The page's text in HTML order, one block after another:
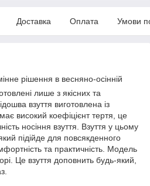
Доставка Оплата Умови
рішення в весняно-осінній
лише з якісних та
взуття виготовлена із
високий коефіцієнт тертя, це
носіння взуття. Взуття у цьому
підійде для повсякденного
та практичність. Модель
Це взуття доповнить будь-який,